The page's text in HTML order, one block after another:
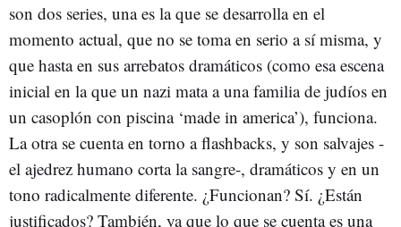
son dos series, una es la que se desarrolla en el
momento actual, que no se toma en serio a sí misma, y
que hasta en sus arrebatos dramáticos (como esa escena
inicial en la que un nazi mata a una familia de judíos en
un casoplón con piscina ‘made in america’), funciona.
La otra se cuenta en torno a flashbacks, y son salvajes -
el ajedrez humano corta la sangre-, dramáticos y en un
tono radicalmente diferente. ¿Funcionan? Sí. ¿Están
justificados? También, ya que lo que se cuenta es una